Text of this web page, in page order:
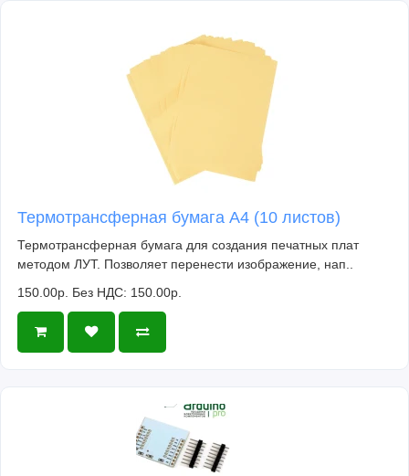
Термотрансферная бумага А4 (10 листов)
Термотрансферная бумага для создания печатных плат
методом ЛУТ. Позволяет перенести изображение, нап..
150.00р. Без НДС: 150.00р.